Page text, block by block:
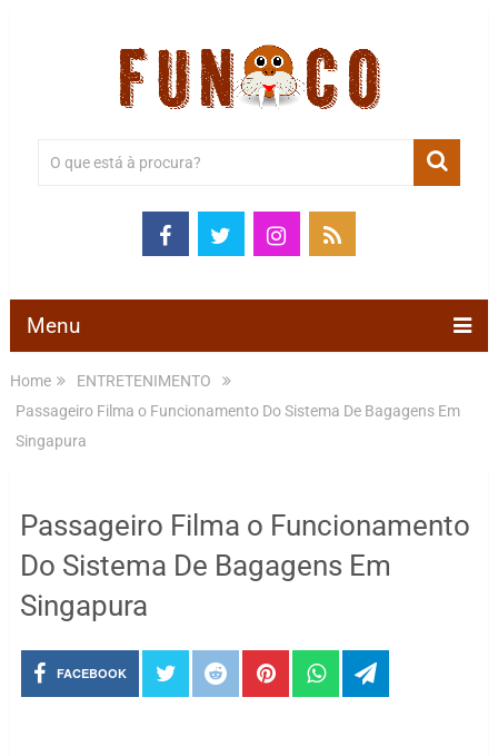
Menu
Home
ENTRETENIMENTO
Passageiro Filma o Funcionamento Do Sistema De Bagagens Em
Singapura
Passageiro Filma o Funcionamento
Do Sistema De Bagagens Em
Singapura
FACEBOOK